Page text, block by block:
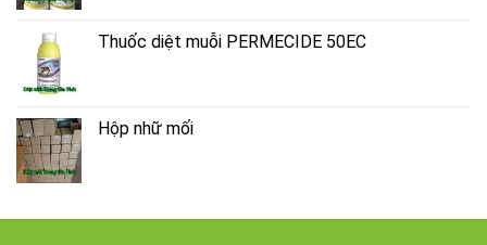
Thuốc diệt muỗi PERMECIDE 50EC
Hộp nhữ mối